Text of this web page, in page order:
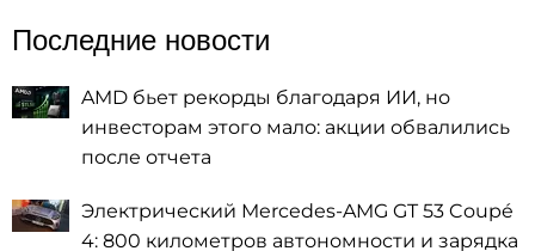
Последние новости
AMD бьет рекорды благодаря ИИ, но
инвесторам этого мало: акции обвалились
после отчета
Электрический Mercedes-AMG GT 53 Coupé
4: 800 километров автономности и зарядка